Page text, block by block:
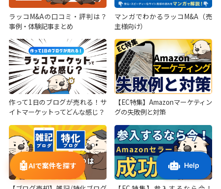
ラッコM&Aの口コミ・評判は？
事例・体験記事まとめ
マンガでわかるラッコM&A（売
主様向け）
作って1日のブログが売れる！サ
イトマーケットってどんな感じ？
【EC特集】Amazonマーケティン
グの失敗例と対策
🤖AIで案件を探す